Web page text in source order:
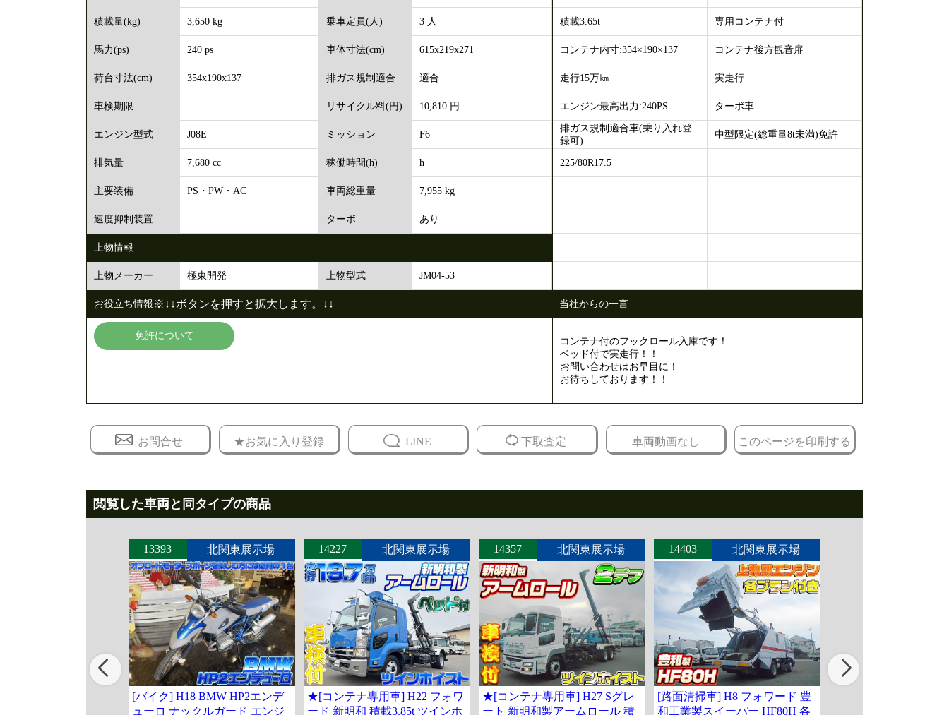
積載量(kg) 3,650 kg 乗車定員(人) 3 人
馬力(ps) 240 ps 車体寸法(cm) 615x219x271
荷台寸法(cm) 354x190x137 排ガス規制適合 適合
車検期限 リサイクル料(円) 10,810 円
エンジン型式 J08E ミッション F6
排気量 7,680 cc 稼働時間(h) h
主要装備 PS・PW・AC 車両総重量 7,955 kg
速度抑制装置 ターボ あり
上物情報
上物メーカー 極東開発 上物型式 JM04-53
積載3.65t 専用コンテナ付
コンテナ内寸:354×190×137 コンテナ後方観音扉
走行15万㎞ 実走行
エンジン最高出力:240PS ターボ車
排ガス規制適合車(乗り入れ登
録可)
中型限定(総重量8t未満)免許
225/80R17.5
お役立ち情報 ※↓↓ボタンを押すと拡大します。↓↓
免許について
当社からの一言
コンテナ付のフックロール入庫です！
ベッド付で実走行！！
お問い合わせはお早目に！
お待ちしております！！
お問合せ ★お気に入り登録 LINE 下取査定 車両動画なし このページを印刷する
閲覧した車両と同タイプの商品
13393 北関東展示場
[バイク] H18 BMW HP2エンデ
ューロ ナックルガード エンジ
14227 北関東展示場
★[コンテナ専用車] H22 フォワ
ード 新明和 積載3.85t ツインホ
14357 北関東展示場
★[コンテナ専用車] H27 Sグレ
ート 新明和製アームロール 積
14403 北関東展示場
[路面清掃車] H8 フォワード 豊
和工業製スイーパー HF80H 各